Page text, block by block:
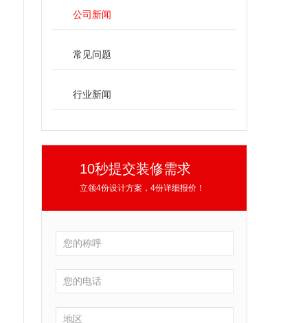
公司新闻
常见问题
行业新闻
10秒提交装修需求
立领4份设计方案，4份详细报价！